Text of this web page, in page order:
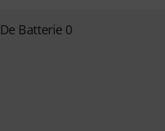
Batterie 0